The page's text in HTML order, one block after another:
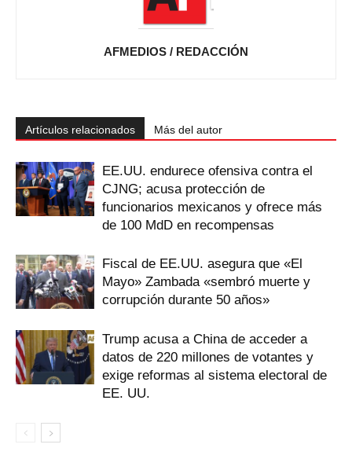
AFMEDIOS / REDACCIÓN
Artículos relacionados Más del autor
EE.UU. endurece ofensiva contra el
CJNG; acusa protección de
funcionarios mexicanos y ofrece más
de 100 MdD en recompensas
Fiscal de EE.UU. asegura que «El
Mayo» Zambada «sembró muerte y
corrupción durante 50 años»
Trump acusa a China de acceder a
datos de 220 millones de votantes y
exige reformas al sistema electoral de
EE. UU.